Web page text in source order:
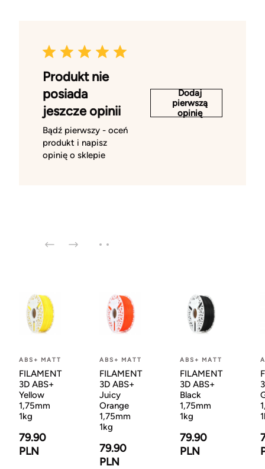
Produkt nie
posiada
jeszcze opinii
Bądź pierwszy - oceń
produkt i napisz
opinię o sklepie
Dodaj
pierwszą
opinię
ABS+ MATT
FILAMENT
3D ABS+
Yellow
1,75mm
1kg
79.90
PLN
ABS+ MATT
FILAMENT
3D ABS+
Juicy
Orange
1,75mm
1kg
79.90
PLN
ABS+ MATT
FILAMENT
3D ABS+
Black
1,75mm
1kg
79.90
PLN